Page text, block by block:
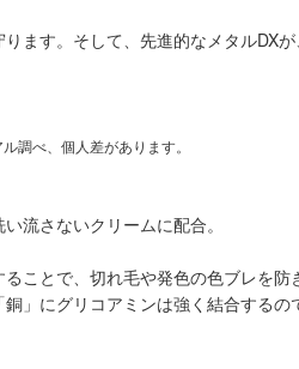
ます。そして、先進的なメタルDX
調べ、個人差があります。
流さないクリームに配合。
ことで、切れ毛や発色の色ブレを防
」にグリコアミンは強く結合するの